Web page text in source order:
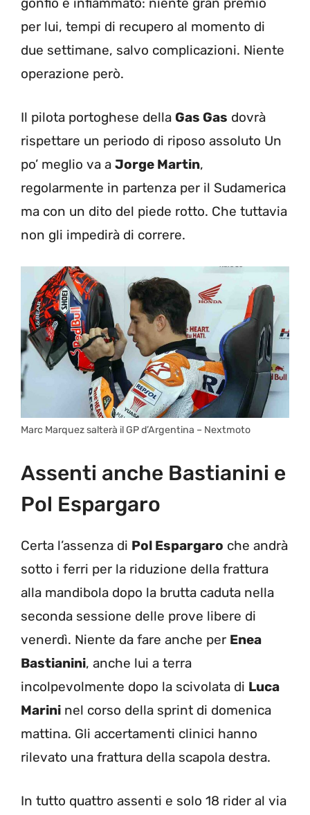
per lui, tempi di recupero al momento di
due settimane, salvo complicazioni. Niente
operazione però.
Il pilota portoghese della Gas Gas dovrà
rispettare un periodo di riposo assoluto Un
po’ meglio va a Jorge Martin,
regolarmente in partenza per il Sudamerica
ma con un dito del piede rotto. Che tuttavia
non gli impedirà di correre.
Marc Marquez salterà il GP d’Argentina – Nextmoto
Assenti anche Bastianini e
Pol Espargaro
Certa l’assenza di Pol Espargaro che andrà
sotto i ferri per la riduzione della frattura
alla mandibola dopo la brutta caduta nella
seconda sessione delle prove libere di
venerdì. Niente da fare anche per Enea
Bastianini, anche lui a terra
incolpevolmente dopo la scivolata di Luca
Marini nel corso della sprint di domenica
mattina. Gli accertamenti clinici hanno
rilevato una frattura della scapola destra.
In tutto quattro assenti e solo 18 rider al via